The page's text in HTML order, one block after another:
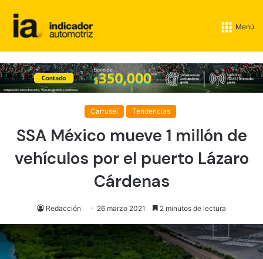
Menú
Carrusel Tendencias
SSA México mueve 1 millón de
vehículos por el puerto Lázaro
Cárdenas
Redacción 26 marzo 2021 2 minutos de lectura